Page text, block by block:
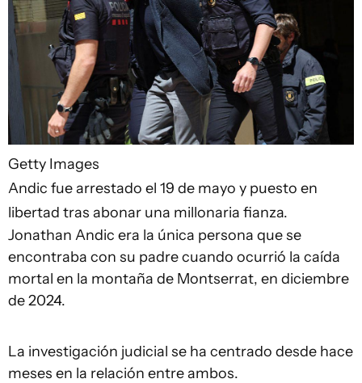
Getty Images
Andic fue arrestado el 19 de mayo y puesto en
libertad tras abonar una millonaria fianza.
Jonathan Andic era la única persona que se
encontraba con su padre cuando ocurrió la caída
mortal en la montaña de Montserrat, en diciembre
de 2024.
La investigación judicial se ha centrado desde hace
meses en la relación entre ambos.